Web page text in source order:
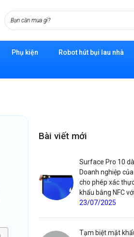
Phụ kiện
Robot hút bụi lau nhà
Bài viết mới
Surface Pro 10
Doanh nghiệp
cho phép xác
khẩu bằng NFC
23/07/2025
Tạm biệt mật